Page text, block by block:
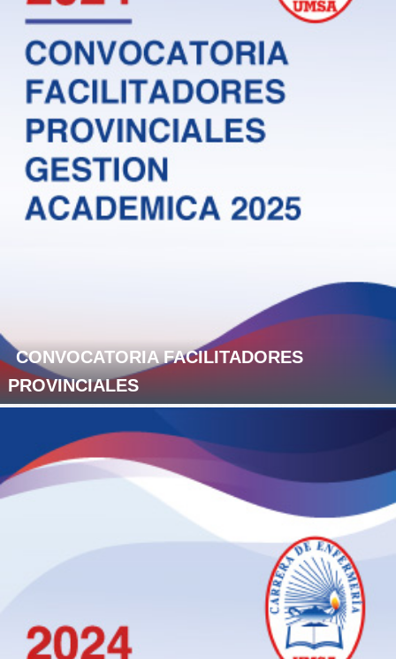
CONVOCATORIA FACILITADORES
PROVINCIALES